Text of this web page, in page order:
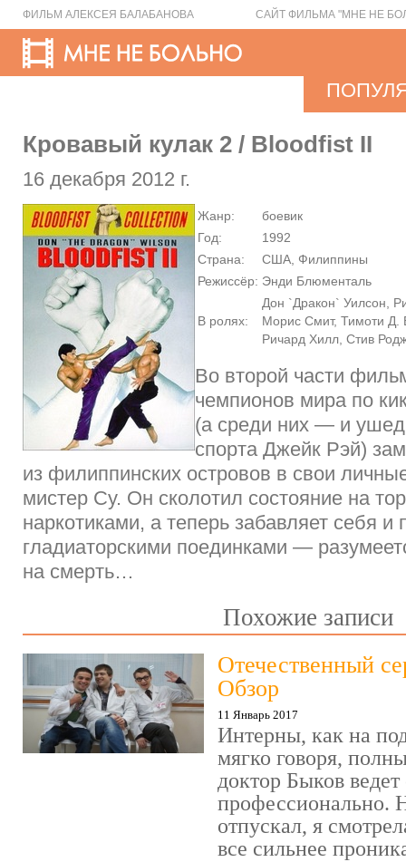
ФИЛЬМ АЛЕКСЕЯ БАЛАБАНОВА САЙТ ФИЛЬМА "МНЕ НЕ
Кровавый кулак 2 / Bloodfist II
16 декабря 2012 г.
Жанр:
боевик
Год:
1992
Страна:
США, Филиппины
Режиссёр: Энди Блюменталь
В ролях:
Дон `Дракон` Уилсон,
Морис Смит, Тимоти Д.
Ричард Хилл, Стив
Во второй части
чемпионов мира по
(а среди них — и
спорта Джейк Рэй)
из филиппинских островов в свои
мистер Су. Он сколотил состояние на
наркотиками, а теперь забавляет себя и
гладиаторскими поединками —
на смерть…
Похожие записи
Отечественный
Обзор
11 Январь 2017
Интерны, как на
мягко говоря,
доктор Быков ведет
профессионально.
отпускал, я
все сильнее